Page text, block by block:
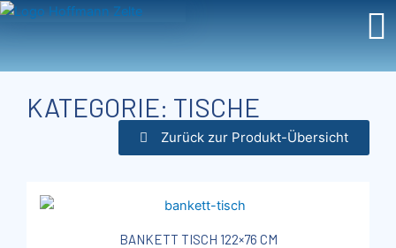
Zum
KATEGORIE: TISCHE
Zurück zur Produkt-Übersicht
BANKETT TISCH 122×76 CM